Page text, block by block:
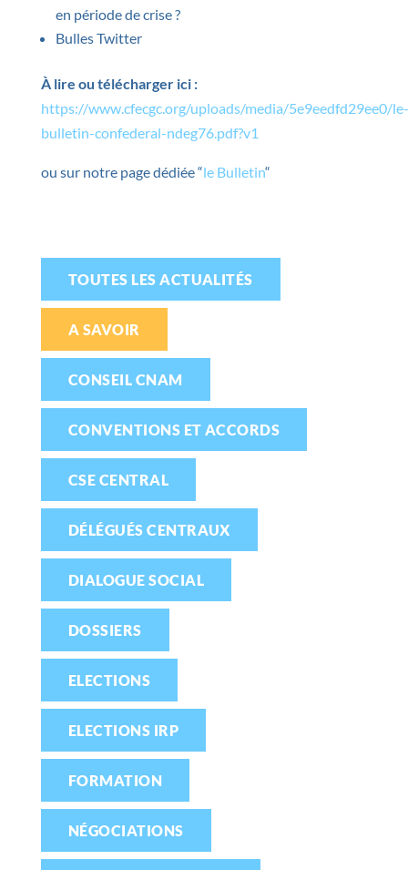
en période de crise ?
Bulles Twitter
Àlire ou télécharger ici :
https://www.cfecgc.org/uploads/media/5e9eedfd29ee0/le-
bulletin-confederal-ndeg76.pdf?v1
ou sur notre page dédiée “le Bulletin“
TOUTES LES ACTUALITÉS
A SAVOIR
CONSEIL CNAM
CONVENTIONS ET ACCORDS
CSE CENTRAL
DÉLÉGUÉS CENTRAUX
DIALOGUE SOCIAL
DOSSIERS
ELECTIONS
ELECTIONS IRP
FORMATION
NÉGOCIATIONS